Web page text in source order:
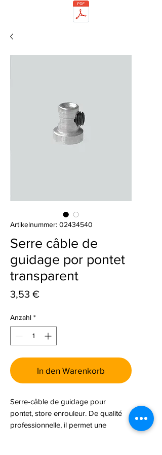
Artikelnummer: 02434540
Serre câble de
guidage por pontet
transparent
3,53 €Preis
Anzahl *
In den Warenkorb
Serre-câble de guidage pour
pontet, store enrouleur. De qualité
professionnelle, il permet une